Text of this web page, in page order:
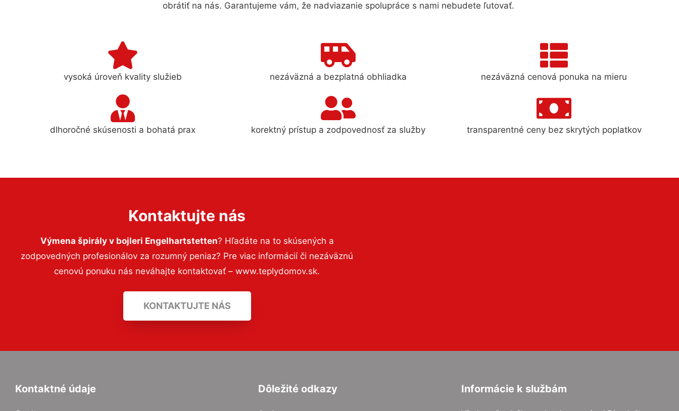
obrátiť na nás. Garantujeme vám, že nadviazanie spolupráce s nami nebudete ľutovať.
vysoká úroveň kvality služieb nezáväzná a bezplatná obhliadka nezáväzná cenová ponuka na mieru
dlhoročné skúsenosti a bohatá prax korektný prístup a zodpovednosť za služby transparentné ceny bez skrytých poplatkov
Kontaktujte nás
Výmena špirály v bojleri Engelhartstetten? Hľadáte na to skúsených a
zodpovedných profesionálov za rozumný peniaz? Pre viac informácií či nezáväznú
cenovú ponuku nás neváhajte kontaktovať – www.teplydomov.sk.
KONTAKTUJTE NÁS
Kontaktné údaje Dôležité odkazy Informácie k službám